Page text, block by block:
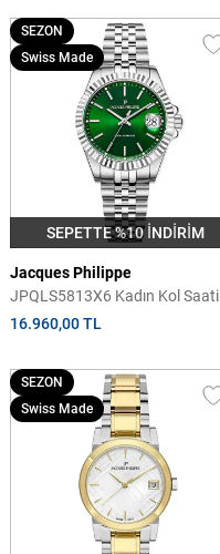
SEPETTE %10 İNDİRİM
SEZON
Swiss Made
Jacques Philippe
JPQLS5813X6 Kadın Kol Saati
16.960,00 TL
SEZON
Swiss Made